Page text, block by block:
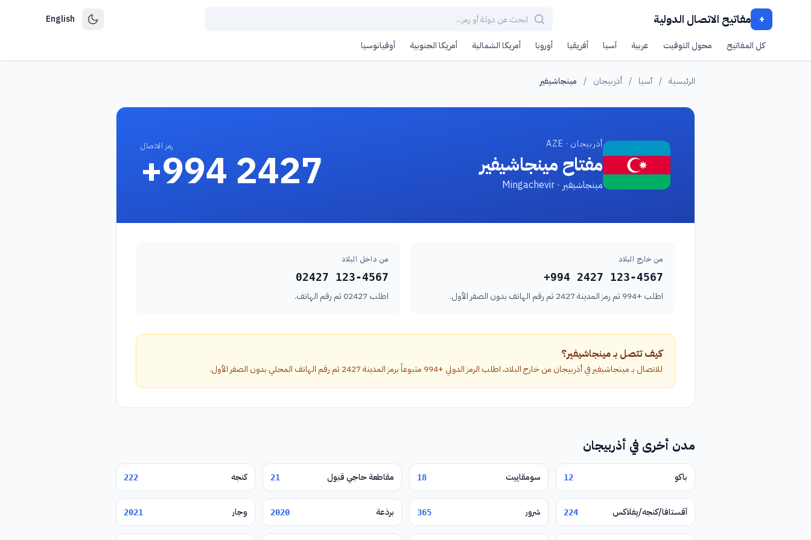
+ مفاتيح الاتصال الدولية English
كل المفاتيح محول التوقيت عربية آسيا أفريقيا أوروبا أمريكا الشمالية أمريكا الجنوبية أوقيانوسيا
الرئيسية / آسيا / أذربيجان / مينجاشيفير
أذربيجان · AZE
مفتاح مينجاشيفير
مينجاشيفير · Mingachevir
رمز الاتصال
+994 2427
من خارج البلاد
+994 2427 123-4567
اطلب +994 ثم رمز المدينة 2427 ثم رقم الهاتف بدون الصفر الأول.
من داخل البلاد
02427 123-4567
اطلب 02427 ثم رقم الهاتف.
كيف تتصل بـ مينجاشيفير؟
للاتصال بـ مينجاشيفير في أذربيجان من خارج البلاد، اطلب الرمز الدولي +994 متبوعاً برمز المدينة 2427 ثم رقم الهاتف المحلي بدون الصفر الأول.
مدن أخرى في أذربيجان
باكو 12 سومقاييت 18 مقاطعة حاجي قبول 21 كنجه 222
آقستافا/كنجه/يفلاكس 224 شرور 365 برذعة 2020 وجار 2021